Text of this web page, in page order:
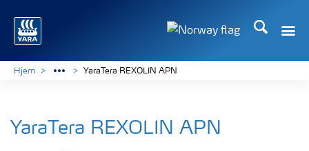
Søk
Hjem YaraTera REXOLIN APN
YaraTera REXOLIN APN